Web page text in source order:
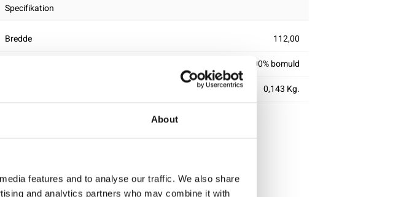
About
features and to analyse our traffic. We also share
and analytics partners who may combine it with
Specifikation
Bredde
112,00
100% bomuld
0,143 Kg.
synes om